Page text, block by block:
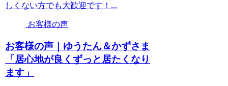
しくない方でも大歓迎です！...
お客様の声
お客様の声｜ゆうたん＆かずさま
「居心地が良くずっと居たくなり
ます」